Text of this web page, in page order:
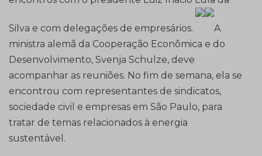
Silva e com delegações de empresários.
A
ministra alemã da Cooperação Econômica e do
Desenvolvimento, Svenja Schulze, deve
acompanhar as reuniões. No fim de semana, ela se
encontrou com representantes de sindicatos,
sociedade civil e empresas em São Paulo, para
tratar de temas relacionados à energia
sustentável.